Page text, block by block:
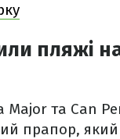
пляжі
Major та Can
прапор,